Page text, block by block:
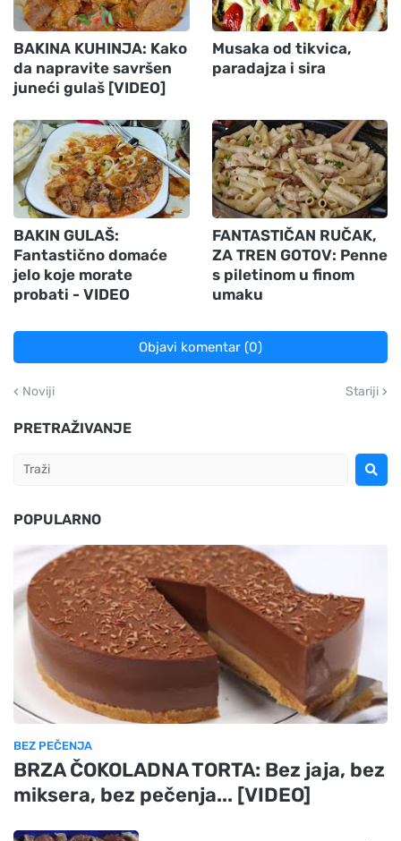
BAKINA KUHINJA: Kako
da napravite savršen
juneći gulaš [VIDEO]
Musaka od tikvica,
paradajza i sira
BAKIN GULAŠ:
Fantastično domaće
jelo koje morate
probati - VIDEO
FANTASTIČAN RUČAK,
ZA TREN GOTOV: Penne
s piletinom u finom
umaku
Objavi komentar (0)
Noviji Stariji
PRETRAŽIVANJE
POPULARNO
BEZ PEČENJA
BRZA ČOKOLADNA TORTA: Bez jaja, bez
miksera, bez pečenja... [VIDEO]